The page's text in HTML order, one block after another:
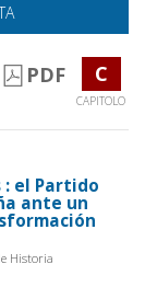
PDF C
CAPITOLO
: el Partido
ante un
Historia